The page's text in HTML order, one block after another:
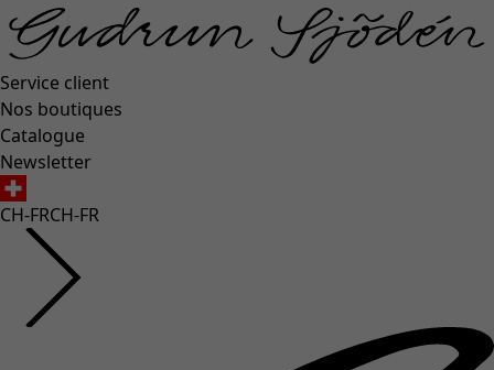
Service client
Nos boutiques
Catalogue
Newsletter
CH-FRCH-FR